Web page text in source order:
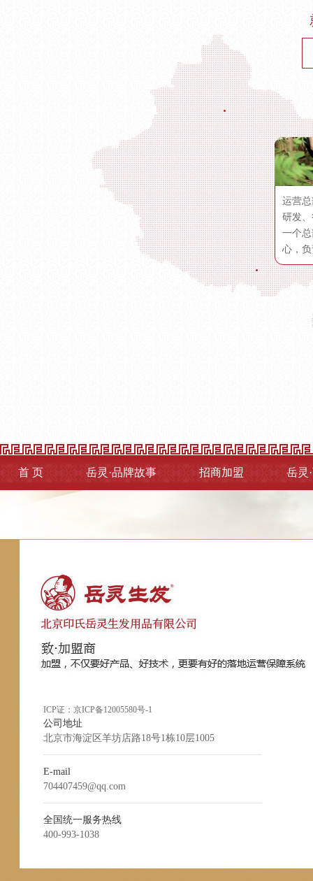
运营
研发
一个
心，
首 页 岳灵·品牌故事 招商加盟 岳灵
ICP证： 京ICP备12005580号-1
公司地址
北京市海淀区羊坊店路18号1栋10层1005
E-mail
704407459@qq.com
全国统一服务热线
400-993-1038